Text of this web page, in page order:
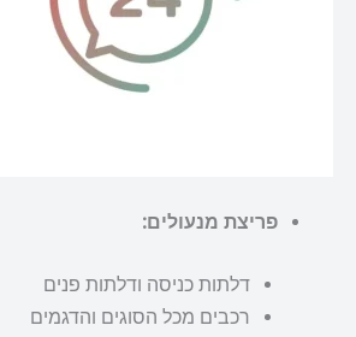
פריצת מנעולים:
דלתות כניסה ודלתות פנים
רכבים מכל הסוגים והדגמים